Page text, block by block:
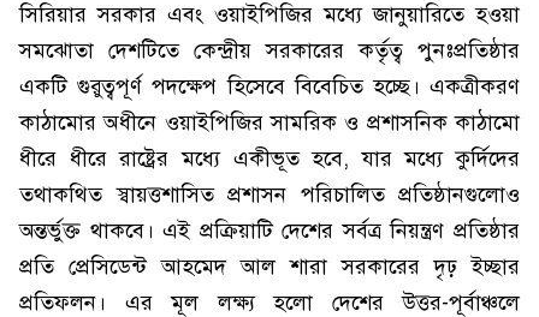
সিরিয়ার সরকার এবং ওয়াইপিজির মধ্যে জানুয়ারিতে হওয়া
সমঝোতা দেশটিতে কেন্দ্রীয় সরকারের কর্তৃত্ব পুনঃপ্রতিষ্ঠার
একটি গুরুত্বপূর্ণ পদক্ষেপ হিসেবে বিবেচিত হচ্ছে। একত্রীকরণ
কাঠামোর অধীনে ওয়াইপিজির সামরিক ও প্রশাসনিক কাঠামো
ধীরে ধীরে রাষ্ট্রের মধ্যে একীভূত হবে, যার মধ্যে কুর্দিদের
তথাকথিত স্বায়ত্তশাসিত প্রশাসন পরিচালিত প্রতিষ্ঠানগুলোও
অন্তর্ভুক্ত থাকবে। এই প্রক্রিয়াটি দেশের সর্বত্র নিয়ন্ত্রণ প্রতিষ্ঠার
প্রতি প্রেসিডেন্ট আহমেদ আল শারা সরকারের দৃঢ় ইচ্ছার
প্রতিফলন। এর মূল লক্ষ্য হলো দেশের উত্তর-পূর্বাঞ্চলে